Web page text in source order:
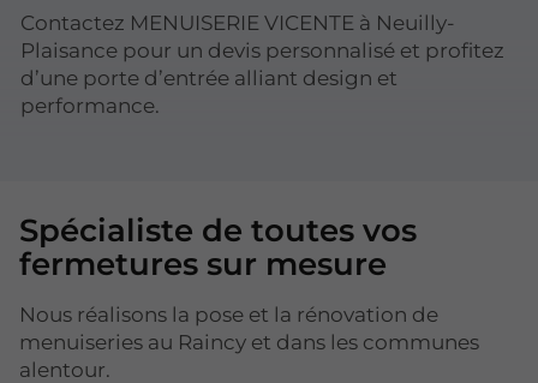
Contactez MENUISERIE VICENTE à Neuilly-
Plaisance pour un devis personnalisé et profitez
d’une porte d’entrée alliant design et
performance.
Spécialiste de toutes vos
fermetures sur mesure
Nous réalisons la pose et la rénovation de
menuiseries au Raincy et dans les communes
alentour.